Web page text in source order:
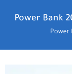
Power Bank
Power